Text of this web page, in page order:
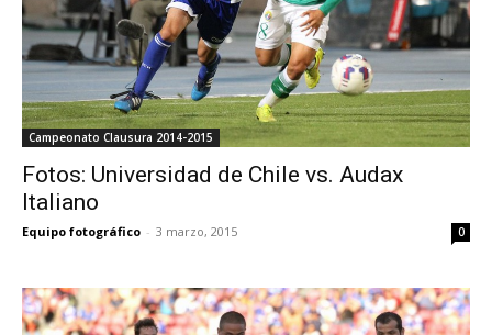
Campeonato Clausura 2014-2015
Fotos: Universidad de Chile vs. Audax
Italiano
Equipo fotográfico - 3 marzo, 2015 0